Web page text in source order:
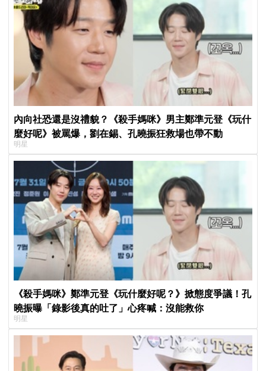
內向社恐還是沒禮貌？《殺手媽咪》男主鄭準元登《玩什
麼好呢》被罵爆，劉在錫、孔曉振狂救場也帶不動
明星
《殺手媽咪》鄭準元登《玩什麼好呢？》掀態度爭議！孔
曉振曝「錄影後真的吐了」心疼喊：沒能救你
明星